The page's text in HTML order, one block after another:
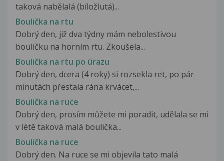
taková nabělalá (bíložlutá)...
Boulička na rtu
Dobrý den, již dva týdny mám nebolestivou
bouličku na horním rtu. Zkoušela...
Boulička na rtu po úrazu
Dobrý den, dcera (4 roky) si rozsekla ret, po pár
minutách přestala rána krvácet,...
Boulička na ruce
Dobrý den, prosím můžete mi poradit, udělala se mi
v létě taková malá boulička...
Boulička na ruce
Dobrý den. Na ruce se mi objevila tato malá